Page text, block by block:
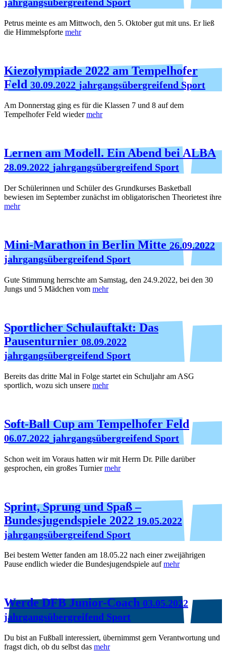
Petrus meinte es am Mittwoch, den 5. Oktober gut mit uns. Er ließ
die Himmelspforte mehr
Kiezolympiade 2022 am Tempelhofer
Feld 30.09.2022 jahrgangsübergreifend Sport
Am Donnerstag ging es für die Klassen 7 und 8 auf dem
Tempelhofer Feld wiedermehr
Lernen am Modell. Ein Abend bei ALBA
28.09.2022 jahrgangsübergreifend Sport
Der Schülerinnen und Schüler des Grundkurses Basketball
bewiesen im September zunächst im obligatorischen Theorietest ihre
mehr
Mini-Marathon in Berlin Mitte 26.09.2022
jahrgangsübergreifend Sport
Gute Stimmung herrschte am Samstag, den 24.9.2022, bei den 30
Jungs und 5 Mädchen vom mehr
Sportlicher Schulauftakt: Das
Pausenturnier 08.09.2022
jahrgangsübergreifend Sport
Bereits das dritte Mal in Folge startet ein Schuljahr am ASG
sportlich, wozu sich unsere mehr
Soft-Ball Cup am Tempelhofer Feld
06.07.2022 jahrgangsübergreifend Sport
Schon weit im Voraus hatten wir mit Herrn Dr. Pille darüber
gesprochen, ein großes Turniermehr
Sprint, Sprung und Spaß –
Bundesjugendspiele 2022 19.05.2022
jahrgangsübergreifend Sport
Bei bestem Wetter fanden am 18.05.22 nach einer zweijährigen
Pause endlich wieder die Bundesjugendspiele aufmehr
Werde DFB Junior-Coach 03.05.2022
jahrgangsübergreifend Sport
Du bist an Fußball interessiert, übernimmst gern Verantwortung und
fragst dich, ob du selbst das mehr